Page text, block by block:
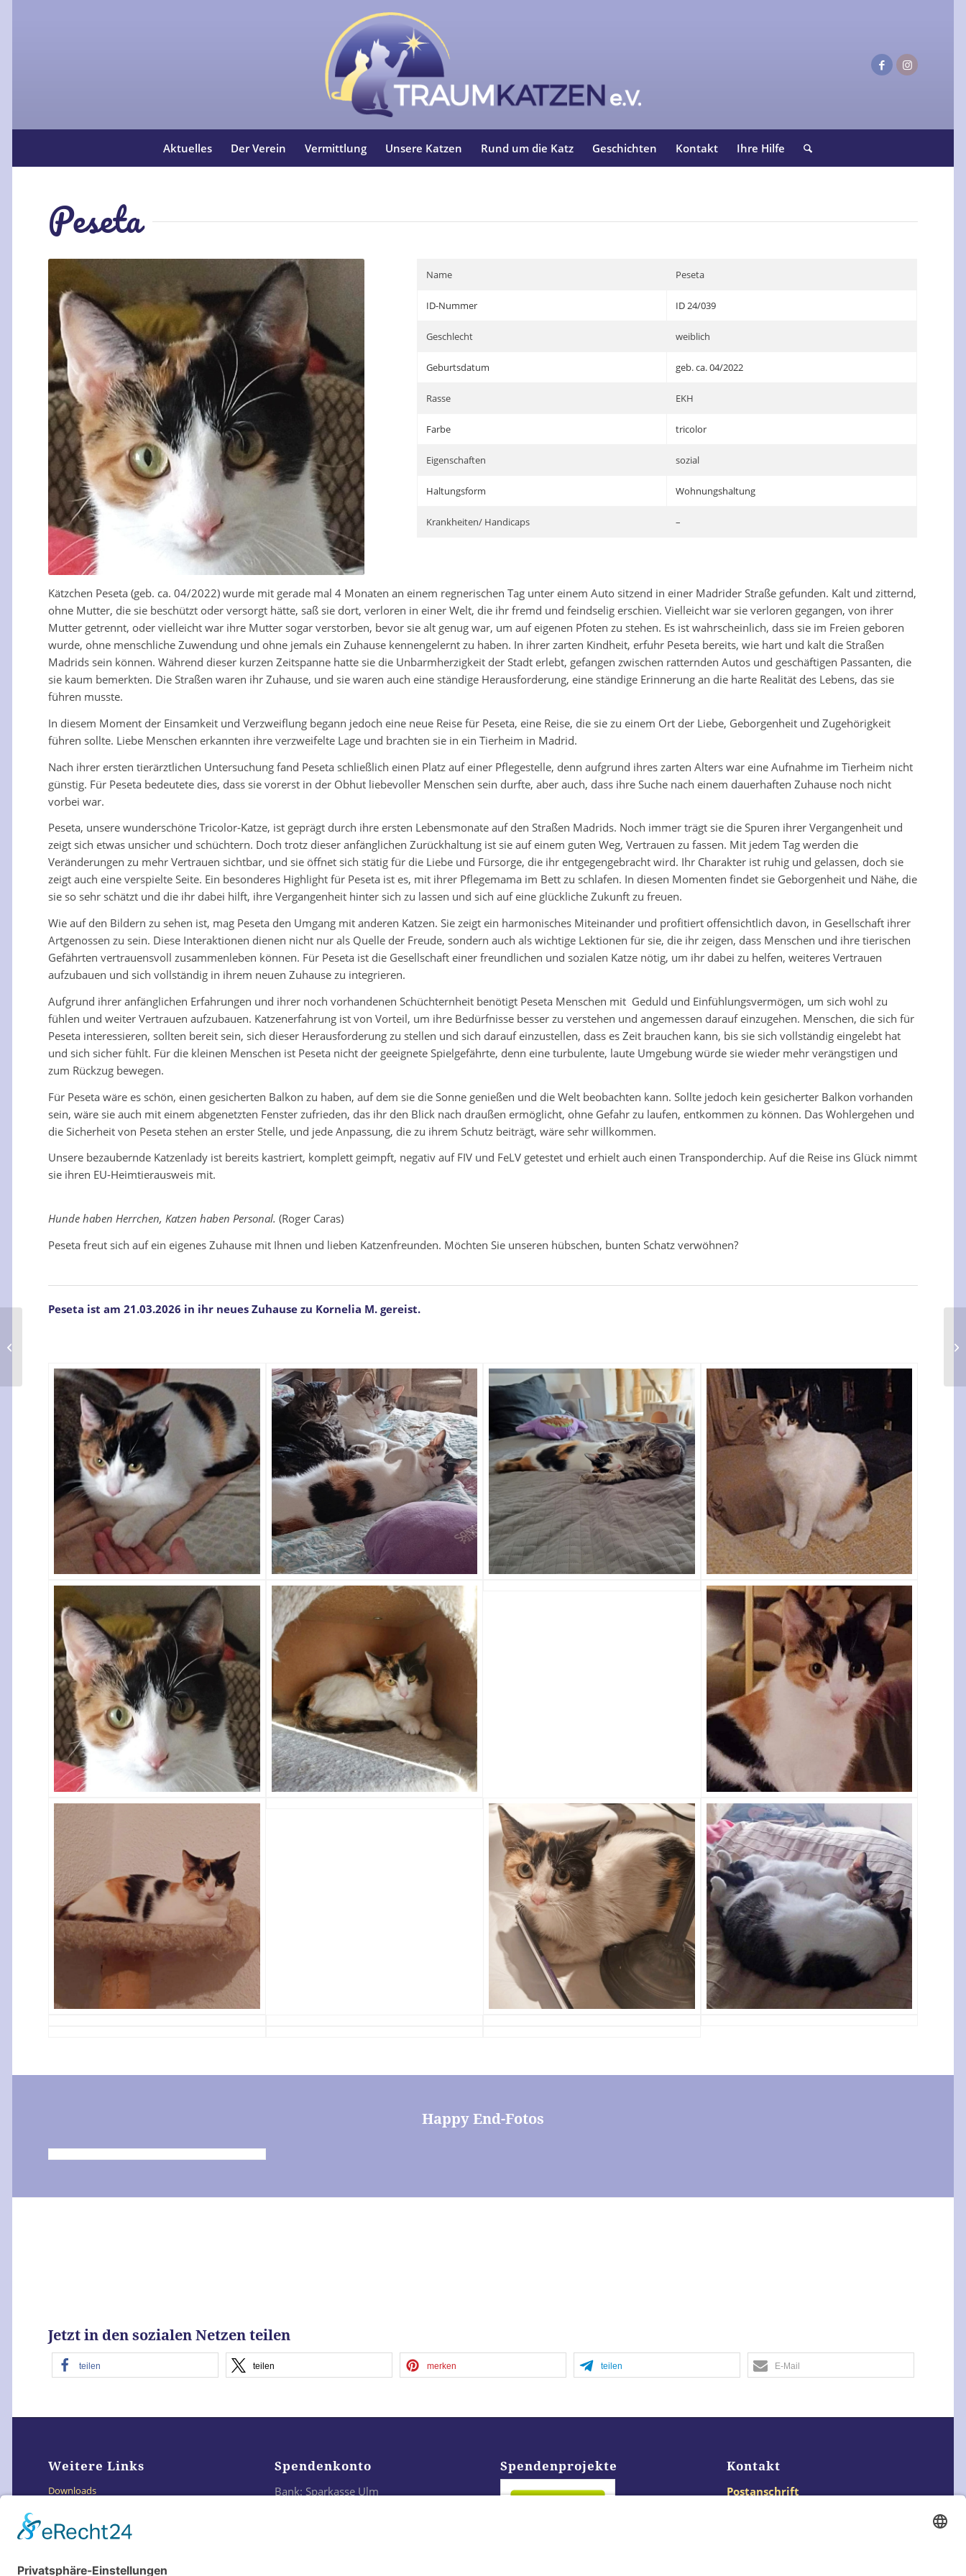
Aktuelles Der Verein Vermittlung Unsere Katzen Rund um die Katz Geschichten Kontakt Ihre Hilfe
Peseta
Name Peseta
ID-Nummer ID 24/039
Geschlecht weiblich
Geburtsdatum geb. ca. 04/2022
Rasse EKH
Farbe tricolor
Eigenschaften sozial
Haltungsform Wohnungshaltung
Krankheiten/ Handicaps –
Kätzchen Peseta (geb. ca. 04/2022) wurde mit gerade mal 4 Monaten an einem regnerischen Tag unter einem Auto sitzend in einer Madrider Straße gefunden. Kalt und zitternd,
ohne Mutter, die sie beschützt oder versorgt hätte, saß sie dort, verloren in einer Welt, die ihr fremd und feindselig erschien. Vielleicht war sie verloren gegangen, von ihrer
Mutter getrennt, oder vielleicht war ihre Mutter sogar verstorben, bevor sie alt genug war, um auf eigenen Pfoten zu stehen. Es ist wahrscheinlich, dass sie im Freien geboren
wurde, ohne menschliche Zuwendung und ohne jemals ein Zuhause kennengelernt zu haben. In ihrer zarten Kindheit, erfuhr Peseta bereits, wie hart und kalt die Straßen
Madrids sein können. Während dieser kurzen Zeitspanne hatte sie die Unbarmherzigkeit der Stadt erlebt, gefangen zwischen ratternden Autos und geschäftigen Passanten, die
sie kaum bemerkten. Die Straßen waren ihr Zuhause, und sie waren auch eine ständige Herausforderung, eine ständige Erinnerung an die harte Realität des Lebens, das sie
führen musste.
In diesem Moment der Einsamkeit und Verzweiflung begann jedoch eine neue Reise für Peseta, eine Reise, die sie zu einem Ort der Liebe, Geborgenheit und Zugehörigkeit
führen sollte. Liebe Menschen erkannten ihre verzweifelte Lage und brachten sie in ein Tierheim in Madrid.
Nach ihrer ersten tierärztlichen Untersuchung fand Peseta schließlich einen Platz auf einer Pflegestelle, denn aufgrund ihres zarten Alters war eine Aufnahme im Tierheim nicht
günstig. Für Peseta bedeutete dies, dass sie vorerst in der Obhut liebevoller Menschen sein durfte, aber auch, dass ihre Suche nach einem dauerhaften Zuhause noch nicht
vorbei war.
Peseta, unsere wunderschöne Tricolor-Katze, ist geprägt durch ihre ersten Lebensmonate auf den Straßen Madrids. Noch immer trägt sie die Spuren ihrer Vergangenheit und
zeigt sich etwas unsicher und schüchtern. Doch trotz dieser anfänglichen Zurückhaltung ist sie auf einem guten Weg, Vertrauen zu fassen. Mit jedem Tag werden die
Veränderungen zu mehr Vertrauen sichtbar, und sie öffnet sich stätig für die Liebe und Fürsorge, die ihr entgegengebracht wird. Ihr Charakter ist ruhig und gelassen, doch sie
zeigt auch eine verspielte Seite. Ein besonderes Highlight für Peseta ist es, mit ihrer Pflegemama im Bett zu schlafen. In diesen Momenten findet sie Geborgenheit und Nähe, die
sie so sehr schätzt und die ihr dabei hilft, ihre Vergangenheit hinter sich zu lassen und sich auf eine glückliche Zukunft zu freuen.
Wie auf den Bildern zu sehen ist, mag Peseta den Umgang mit anderen Katzen. Sie zeigt ein harmonisches Miteinander und profitiert offensichtlich davon, in Gesellschaft ihrer
Artgenossen zu sein. Diese Interaktionen dienen nicht nur als Quelle der Freude, sondern auch als wichtige Lektionen für sie, die ihr zeigen, dass Menschen und ihre tierischen
Gefährten vertrauensvoll zusammenleben können. Für Peseta ist die Gesellschaft einer freundlichen und sozialen Katze nötig, um ihr dabei zu helfen, weiteres Vertrauen
aufzubauen und sich vollständig in ihrem neuen Zuhause zu integrieren.
Aufgrund ihrer anfänglichen Erfahrungen und ihrer noch vorhandenen Schüchternheit benötigt Peseta Menschen mit Geduld und Einfühlungsvermögen, um sich wohl zu
fühlen und weiter Vertrauen aufzubauen. Katzenerfahrung ist von Vorteil, um ihre Bedürfnisse besser zu verstehen und angemessen darauf einzugehen. Menschen, die sich für
Peseta interessieren, sollten bereit sein, sich dieser Herausforderung zu stellen und sich darauf einzustellen, dass es Zeit brauchen kann, bis sie sich vollständig eingelebt hat
und sich sicher fühlt. Für die kleinen Menschen ist Peseta nicht der geeignete Spielgefährte, denn eine turbulente, laute Umgebung würde sie wieder mehr verängstigen und
zum Rückzug bewegen.
Für Peseta wäre es schön, einen gesicherten Balkon zu haben, auf dem sie die Sonne genießen und die Welt beobachten kann. Sollte jedoch kein gesicherter Balkon vorhanden
sein, wäre sie auch mit einem abgenetzten Fenster zufrieden, das ihr den Blick nach draußen ermöglicht, ohne Gefahr zu laufen, entkommen zu können. Das Wohlergehen und
die Sicherheit von Peseta stehen an erster Stelle, und jede Anpassung, die zu ihrem Schutz beiträgt, wäre sehr willkommen.
Unsere bezaubernde Katzenlady ist bereits kastriert, komplett geimpft, negativ auf FIV und FeLV getestet und erhielt auch einen Transponderchip. Auf die Reise ins Glück nimmt
sie ihren EU-Heimtierausweis mit.
Hunde haben Herrchen, Katzen haben Personal. (Roger Caras)
Peseta freut sich auf ein eigenes Zuhause mit Ihnen und lieben Katzenfreunden. Möchten Sie unseren hübschen, bunten Schatz verwöhnen?
Peseta ist am 21.03.2026 in ihr neues Zuhause zu Kornelia M. gereist.
Happy End-Fotos
Jetzt in den sozialen Netzen teilen
teilen teilen merken teilen E-Mail
Weitere Links
Downloads
Impressum
Spendenkonto
Bank: Sparkasse Ulm
Spendenprojekte Kontakt
Postanschrift